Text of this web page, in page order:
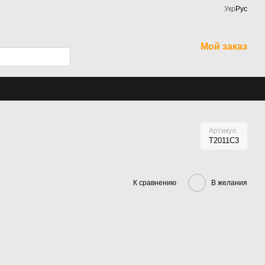
Укр Рус
Мой заказ
Артикул
Т2011С3
К сравнению В желания